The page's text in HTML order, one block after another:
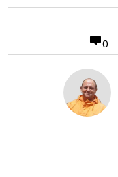
0